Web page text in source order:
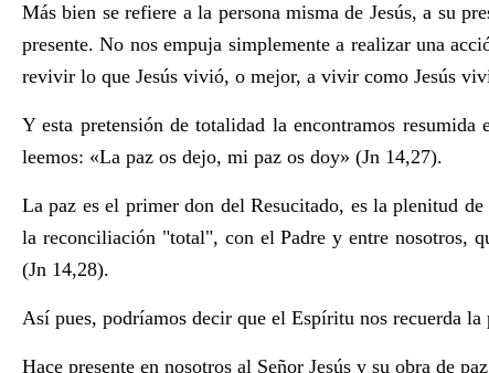
Más bien se refiere a la persona misma de Jesús, a su
presente. No nos empuja simplemente a realizar una
revivir lo que Jesús vivió, o mejor, a vivir como Jesús
Y esta pretensión de totalidad la encontramos
leemos: «La paz os dejo, mi paz os doy» (Jn 14,27).
La paz es el primer don del Resucitado, es la plenitud
la reconciliación "total", con el Padre y entre nosotros,
(Jn 14,28).
Así pues, podríamos decir que el Espíritu nos recuerda la
Hace presente en nosotros al Señor Jesús y su obra de